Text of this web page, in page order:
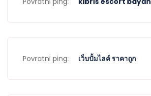
Povratni ping: เว็บปั้มไลค์ ราคาถูก